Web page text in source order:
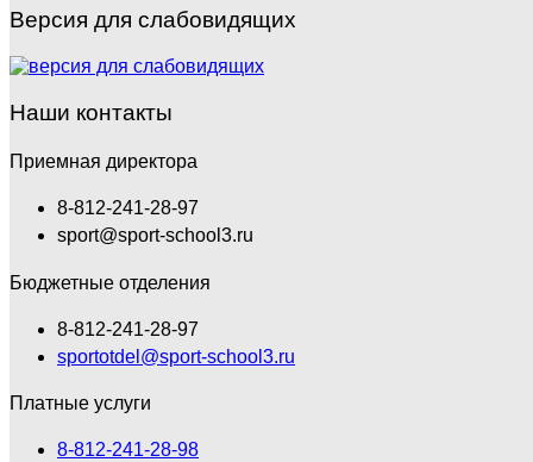
Версия для слабовидящих
Наши контакты
Приемная директора
8-812-241-28-97
sport@sport-school3.ru
Бюджетные отделения
8-812-241-28-97
sportotdel@sport-school3.ru
Платные услуги
8-812-241-28-98